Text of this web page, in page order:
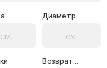
Диаметр
Возврат...